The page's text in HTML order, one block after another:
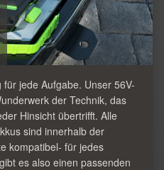
jede Aufgabe. Unser 56V-
der Technik, das
Hinsicht übertrifft. Alle
sind innerhalb der
kompatibel- für jedes
es also einen passenden